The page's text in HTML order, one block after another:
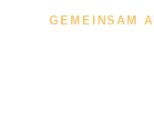
GEMEINSAM